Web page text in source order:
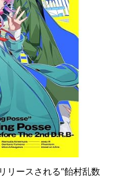
リースされる“飴村乱数